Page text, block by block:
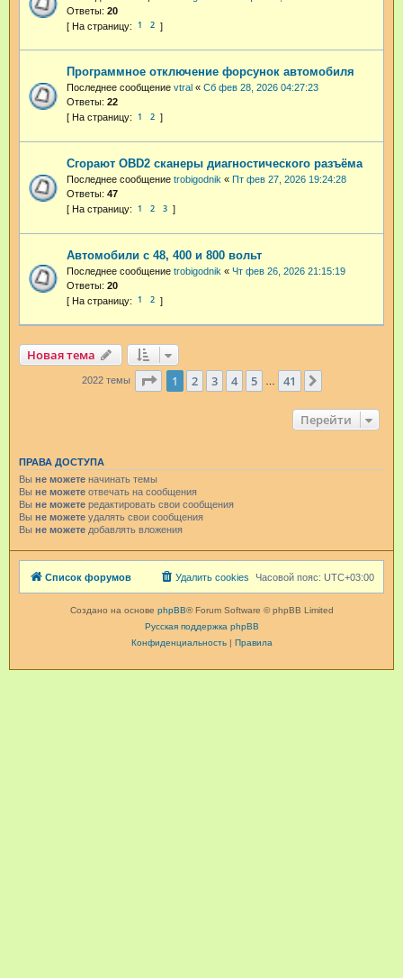
Ответы: 20
1 2
Программное отключение форсунок автомобиля
Последнее сообщение vtral « Сб фев 28, 2026 04:27:23
Ответы: 22
1 2
Сгорают OBD2 сканеры диагностического разъёма
Последнее сообщение trobigodnik « Пт фев 27, 2026 19:24:28
Ответы: 47
1 2 3
Автомобили с 48, 400 и 800 вольт
Последнее сообщение trobigodnik « Чт фев 26, 2026 21:15:19
Ответы: 20
1 2
Новая тема
2022 темы Страница из 41
1 2 3 4 5 41
Перейти
ПРАВА ДОСТУПА
Вы не можете начинать темы
Вы не можете отвечать на сообщения
Вы не можете редактировать свои сообщения
Вы не можете удалять свои сообщения
Вы не можете добавлять вложения
Список форумов Часовой пояс: UTC+03:00
Удалить cookies
Создано на основе phpBB® Forum Software © phpBB Limited
Русская поддержка phpBB
Конфиденциальность| Правила